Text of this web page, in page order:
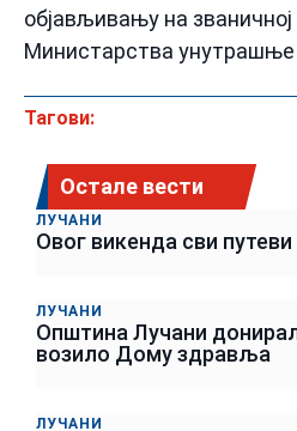
објављивању на
Министарства унутрашње
Тагови:
Остале вести
ЛУЧАНИ
Овог викенда сви путеви
ЛУЧАНИ
Општина Лучани
возило Дому здравља
ЛУЧАНИ